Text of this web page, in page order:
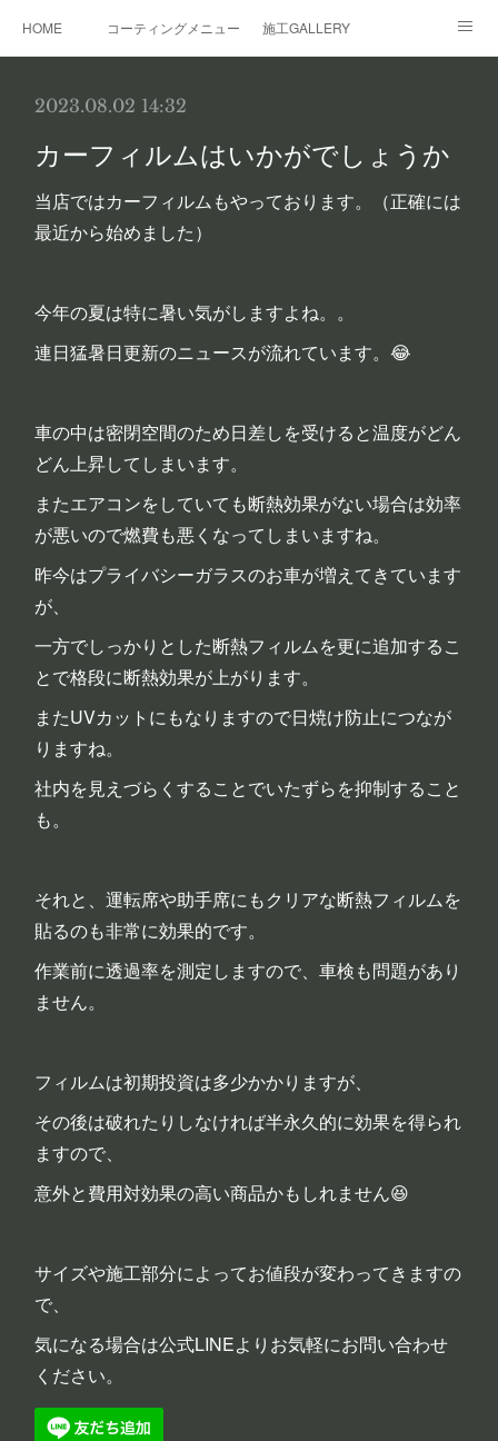
HOME コーティングメニュー 施工GALLERY
2023.08.02 14:32
カーフィルムはいかがでしょうか
当店ではカーフィルムもやっております。（正確には
最近から始めました）
今年の夏は特に暑い気がしますよね。。
連日猛暑日更新のニュースが流れています。😂
車の中は密閉空間のため日差しを受けると温度がどん
どん上昇してしまいます。
またエアコンをしていても断熱効果がない場合は効率
が悪いので燃費も悪くなってしまいますね。
昨今はプライバシーガラスのお車が増えてきています
が、
一方でしっかりとした断熱フィルムを更に追加するこ
とで格段に断熱効果が上がります。
またUVカットにもなりますので日焼け防止につなが
りますね。
社内を見えづらくすることでいたずらを抑制すること
も。
それと、運転席や助手席にもクリアな断熱フィルムを
貼るのも非常に効果的です。
作業前に透過率を測定しますので、車検も問題があり
ません。
フィルムは初期投資は多少かかりますが、
その後は破れたりしなければ半永久的に効果を得られ
ますので、
意外と費用対効果の高い商品かもしれません😆
サイズや施工部分によってお値段が変わってきますの
で、
気になる場合は公式LINEよりお気軽にお問い合わせ
ください。